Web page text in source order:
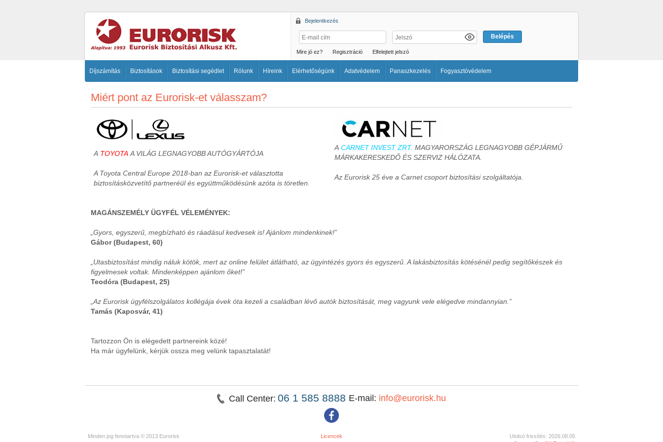
Bejelentkezés
Mire jó ez? Regisztráció Elfelejtett jelszó
Díjszámítás Biztosítások Biztosítási segédlet Rólunk Híreink Elérhetőségünk Adatvédelem Panaszkezelés Fogyasztóvédelem
Miért pont az Eurorisk-et válasszam?
A TOYOTAA VILÁG LEGNAGYOBB AUTÓGYÁRTÓJA
A Toyota Central Europe 2018-ban az Eurorisk-et választotta
biztosításközvetítő partneréül és együttműködésünk azóta is töretlen.
A CARNET INVEST ZRT. MAGYARORSZÁG LEGNAGYOBB GÉPJÁRMŰ
MÁRKAKERESKEDŐ ÉS SZERVIZ HÁLÓZATA.
Az Eurorisk 25 éve a Carnet csoport biztosítási szolgáltatója.
MAGÁNSZEMÉLY ÜGYFÉL VÉLEMÉNYEK:
„Gyors, egyszerű, megbízható és ráadásul kedvesek is! Ajánlom mindenkinek!”
Gábor (Budapest, 60)
„Utasbiztosítást mindig náluk kötök, mert az online felület átlátható, az ügyintézés gyors és egyszerű. A lakásbiztosítás kötésénél pedig segítőkészek és
figyelmesek voltak. Mindenképpen ajánlom őket!”
Teodóra (Budapest, 25)
„Az Eurorisk ügyfélszolgálatos kollégája évek óta kezeli a családban lévő autók biztosítását, meg vagyunk vele elégedve mindannyian.”
Tamás (Kaposvár, 41)
Tartozzon Ön is elégedett partnereink közé!
Ha már ügyfelünk, kérjük ossza meg velünk tapasztalatát!
Call Center: 06 1 585 8888 E-mail: info@eurorisk.hu
Minden jog fenntartva © 2013 Eurorisk Licencek
Utolsó frissítés: 2026.08.05